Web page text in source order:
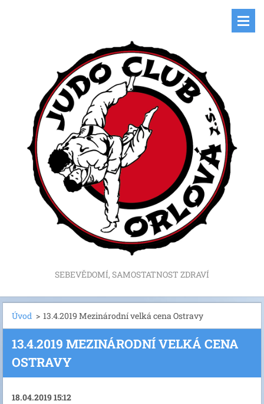
SEBEVĚDOMÍ, SAMOSTATNOST ZDRAVÍ
Úvod > 13.4.2019 Mezinárodní velká cena Ostravy
13.4.2019 MEZINÁRODNÍ VELKÁ CENA
OSTRAVY
18.04.2019 15:12